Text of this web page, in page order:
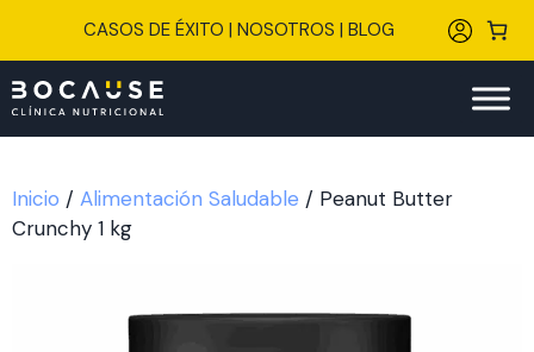
CASOS DE ÉXITO | NOSOTROS | BLOG
Inicio / Alimentación Saludable / Peanut Butter
Crunchy 1 kg